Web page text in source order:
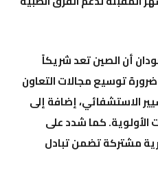
أن الصين تعد شريكاً
ضرورة توسيع مجالات التعاون
الاستشفائي، إضافة إلى
الأولوية. كما شدد على
مشتركة تضمن تبادل